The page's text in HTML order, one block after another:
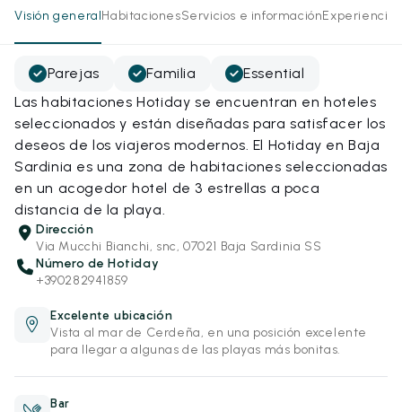
Visión generalHabitacionesServicios e informaciónExperiencias
Parejas Familia
Essential
Las habitaciones Hotiday se encuentran en hoteles
seleccionados y están diseñadas para satisfacer los
deseos de los viajeros modernos. El Hotiday en Baja
Sardinia es una zona de habitaciones seleccionadas
en un acogedor hotel de 3 estrellas a poca
distancia de la playa.
Dirección
Via Mucchi Bianchi, snc, 07021 Baja Sardinia SS
Número de Hotiday
+390282941859
Excelente ubicación
Vista al mar de Cerdeña, en una posición excelente
para llegar a algunas de las playas más bonitas.
Bar